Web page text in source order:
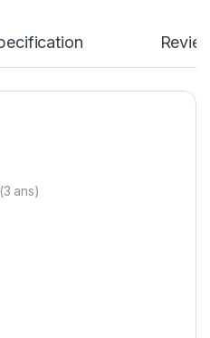
ans)